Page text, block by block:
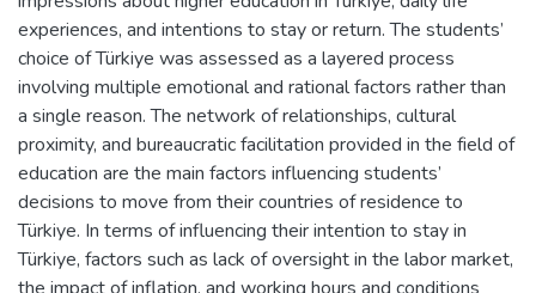
experiences, and intentions to stay or return. The students’
choice of Türkiye was assessed as a layered process
involving multiple emotional and rational factors rather than
a single reason. The network of relationships, cultural
proximity, and bureaucratic facilitation provided in the field of
education are the main factors influencing students’
decisions to move from their countries of residence to
Türkiye. In terms of influencing their intention to stay in
Türkiye, factors such as lack of oversight in the labor market,